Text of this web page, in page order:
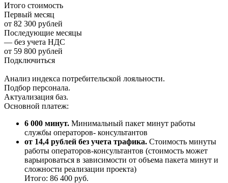
Итого стоимость
Первый месяц
от 82 300 рублей
Последующие месяцы
— без учета НДС
от 59 800 рублей
Подключиться
Анализ индекса потребительской лояльности.
Подбор персонала.
Актуализация баз.
Основной платеж:
6 000 минут. Минимальный пакет минут работы
службы операторов- консультантов
от 14,4 рублей без учета трафика. Стоимость минуты
работы операторов-консультантов (стоимость может
варьироваться в зависимости от объема пакета минут и
сложности реализации проекта)
Итого: 86 400 руб.